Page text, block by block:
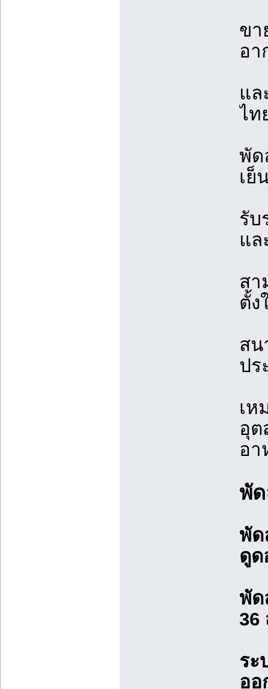
ขา
อ
แล
ไท
พัด
เย็
รับ
แล
สา
ตั้ง
สน
ปร
เห
อุต
อา
พั
พัด
ดูด
พัด
36
ระ
ออ